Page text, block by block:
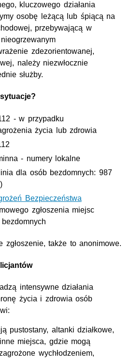
kluczowego działania
osobę leżącą lub śpiącą na
przebywającą w
zdezorientowanej,
należy niezwłocznie
służby.
- w przypadku
życia lub zdrowia
- numery lokalne
dla osób bezdomnych: 987
Bezpieczeństwa
zgłoszenia miejsc
zgłoszenie, także to anonimowe.
intensywne działania
życia i zdrowia osób
pustostany, altanki działkowe,
miejsca, gdzie mogą
wychłodzeniem,